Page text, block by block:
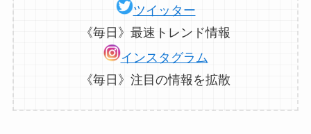
ツイッター
《毎日》最速トレンド情報
インスタグラム
《毎日》注目の情報を拡散